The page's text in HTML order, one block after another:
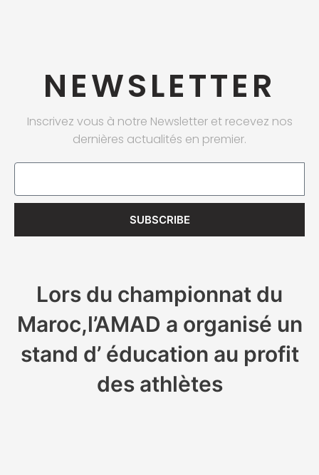
NEWSLETTER
Inscrivez vous à notre Newsletter et recevez nos
dernières actualités en premier.
Email
SUBSCRIBE
Lors du championnat du
Maroc,l’AMAD a organisé un
stand d’ éducation au profit
des athlètes